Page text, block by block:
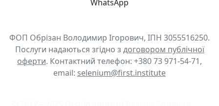
WhatsApp
ФОП Обрізан Володимир Ігорович, ІПН 3055516250.
Послуги надаються згідно з договором публічної
оферти. Контактний телефон: +380 73 971-54-71,
email: selenium@first.institute